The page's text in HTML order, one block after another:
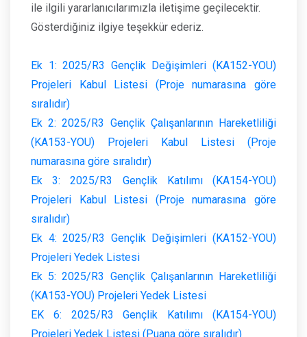
ile ilgili yararlanıcılarımızla iletişime geçilecektir.
Gösterdiğiniz ilgiye teşekkür ederiz.
Ek 1: 2025/R3 Gençlik Değişimleri (KA152-YOU)
Projeleri Kabul Listesi (Proje numarasına göre
sıralıdır)
Ek 2: 2025/R3 Gençlik Çalışanlarının Hareketliliği
(KA153-YOU) Projeleri Kabul Listesi (Proje
numarasına göre sıralıdır)
Ek 3: 2025/R3 Gençlik Katılımı (KA154-YOU)
Projeleri Kabul Listesi (Proje numarasına göre
sıralıdır)
Ek 4: 2025/R3 Gençlik Değişimleri (KA152-YOU)
Projeleri Yedek Listesi
Ek 5: 2025/R3 Gençlik Çalışanlarının Hareketliliği
(KA153-YOU) Projeleri Yedek Listesi
EK 6: 2025/R3 Gençlik Katılımı (KA154-YOU)
Projeleri Yedek Listesi (Puana göre sıralıdır)